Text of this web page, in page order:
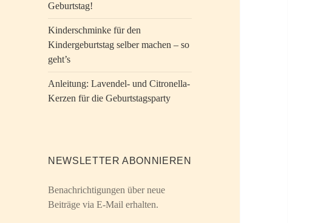
Geburtstag!
Kinderschminke für den
Kindergeburtstag selber machen – so
geht’s
Anleitung: Lavendel- und Citronella-
Kerzen für die Geburtstagsparty
NEWSLETTER ABONNIEREN
Benachrichtigungen über neue
Beiträge via E-Mail erhalten.